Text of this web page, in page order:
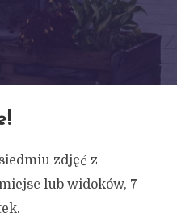
zdjęć z
lub widoków, 7